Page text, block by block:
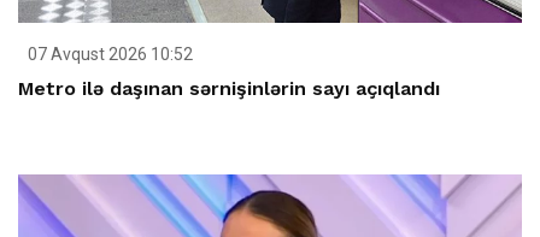
07 Avqust 2026 10:52
Metro ilə daşınan sərnişinlərin sayı açıqlandı